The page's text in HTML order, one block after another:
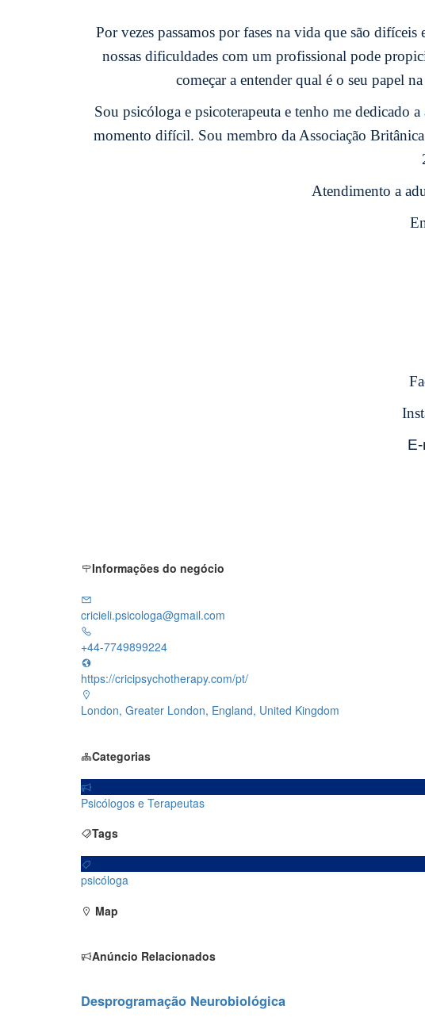
Por vezes passamos por fases na vida que são
nossas dificuldades com um profissional pode
começar a entender qual é o seu papel
Sou psicóloga e psicoterapeuta e tenho me dedicado
momento difícil. Sou membro da Associação
Atendimento a
Informações do negócio
cricieli.psicologa@gmail.com
+44-7749899224
https://cricipsychotherapy.com/pt/
London, Greater London, England, United Kingdom
Categorias
Psicólogos e Terapeutas
Tags
psicóloga
Map
Anúncio Relacionados
Desprogramação Neurobiológica